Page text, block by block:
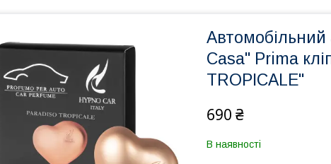
Casa" Prima
TROPICALE"
690 ₴
В наявності